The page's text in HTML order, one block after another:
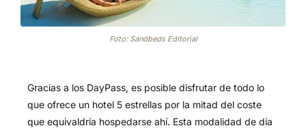
Foto: Sandbeds Editorial
Gracias a los DayPass, es posible disfrutar de todo lo
que ofrece un hotel 5 estrellas por la mitad del coste
que equivaldría hospedarse ahí. Esta modalidad de día